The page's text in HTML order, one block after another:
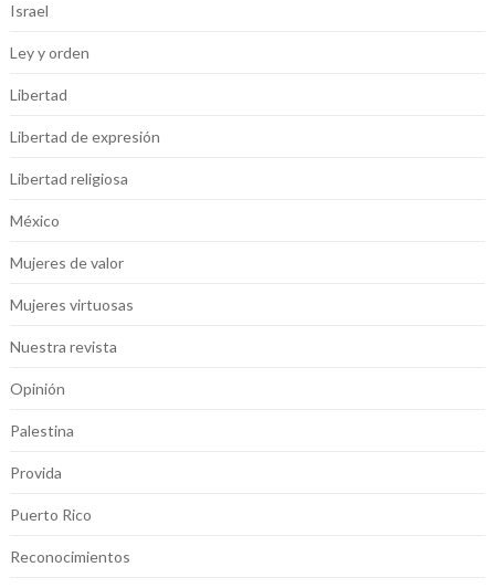
Israel
Ley y orden
Libertad
Libertad de expresión
Libertad religiosa
México
Mujeres de valor
Mujeres virtuosas
Nuestra revista
Opinión
Palestina
Provida
Puerto Rico
Reconocimientos